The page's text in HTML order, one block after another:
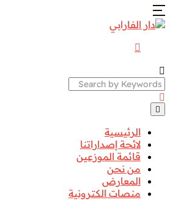
Search
الرئيسية
لائحة إصداراتنا
قائمة الموزعين
من نحن
المعارض
منصات الكترونية